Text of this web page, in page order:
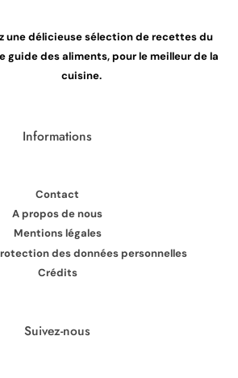
une délicieuse sélection de recettes du
guide des aliments, pour le meilleur de la
cuisine.
Informations
Contact
A propos de nous
Mentions légales
des données personnelles
Crédits
Suivez-nous